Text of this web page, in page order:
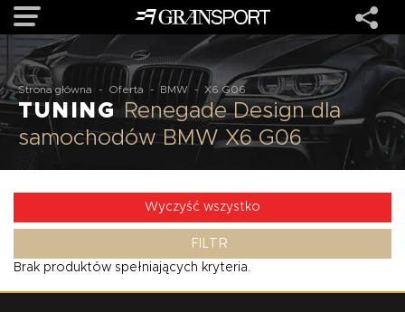
OFERTA
MARKI
O NAS
Strona główna - Oferta - BMW - X6 G06
TUNING
Renegade Design dla
samochodów BMW X6 G06
Wyczyść wszystko
FILTR
Brak produktów spełniających kryteria.